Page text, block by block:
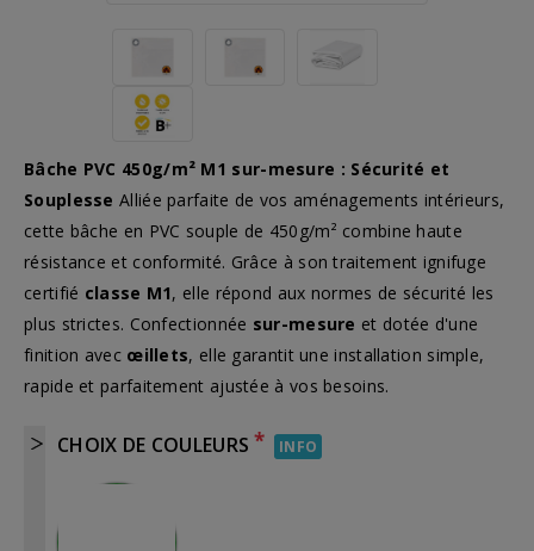
Bâche PVC 450g/m² M1 sur-mesure : Sécurité et
Souplesse Alliée parfaite de vos aménagements intérieurs,
cette bâche en PVC souple de 450g/m² combine haute
résistance et conformité. Grâce à son traitement ignifuge
certifié classe M1, elle répond aux normes de sécurité les
plus strictes. Confectionnée sur-mesure et dotée d'une
finition avec œillets, elle garantit une installation simple,
rapide et parfaitement ajustée à vos besoins.
CHOIX DE COULEURS* INFO